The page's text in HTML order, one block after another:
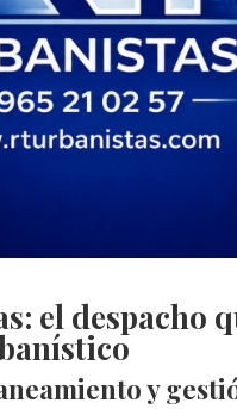
el despacho
y